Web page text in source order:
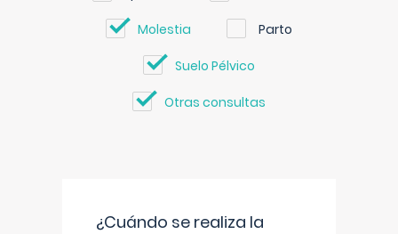
Molestia Parto
Suelo Pélvico
Otras consultas
¿Cuándo se realiza la